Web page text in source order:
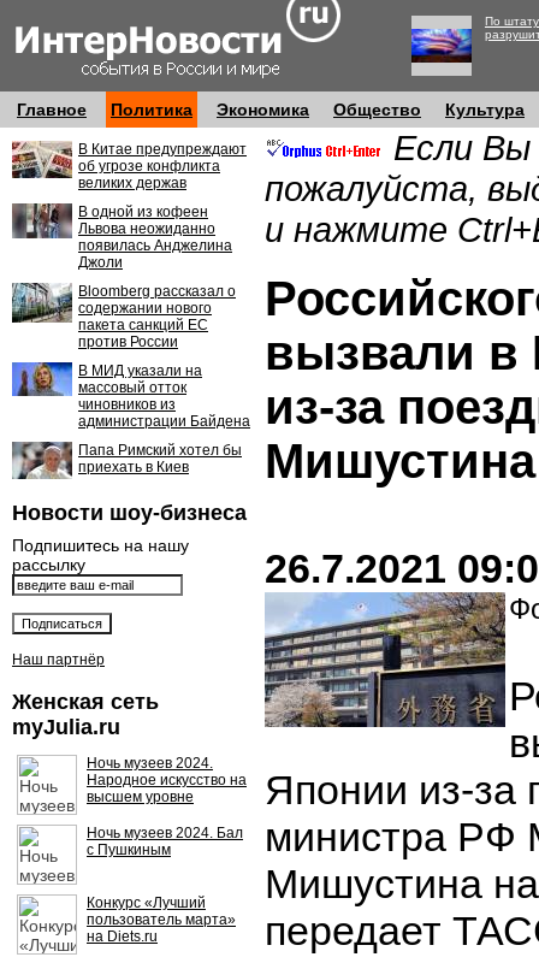
По
Главное Политика Экономика Общество Культура
В Китае предупреждают
об угрозе конфликта
великих держав
В одной из кофеен
Львова неожиданно
появилась Анджелина
Джоли
Bloomberg рассказал о
содержании нового
пакета санкций ЕС
против России
В МИД указали на
массовый отток
чиновников из
администрации Байдена
Папа Римский хотел бы
приехать в Киев
Новости шоу-бизнеса
Подпишитесь на нашу
рассылку
Наш партнёр
Женская сеть
myJulia.ru
Ночь музеев 2024.
Народное искусство на
высшем уровне
Ночь музеев 2024. Бал
с Пушкиным
Конкурс «Лучший
пользователь марта»
на Diets.ru
Если Вы
пожалуйста,
и нажмите
вызвали
из-за
Мишустина
26.7.2021
Японии из-за
министра РФ
Мишустина
передает